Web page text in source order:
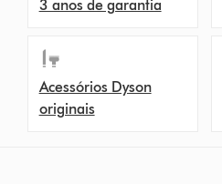
3 anos de garantia
Acessórios Dyson
originais